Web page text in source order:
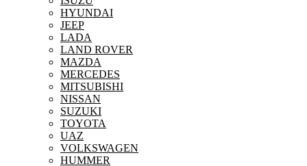
HYUNDAI
JEEP
LADA
LAND ROVER
MAZDA
MERCEDES
MITSUBISHI
NISSAN
SUZUKI
TOYOTA
UAZ
VOLKSWAGEN
HUMMER